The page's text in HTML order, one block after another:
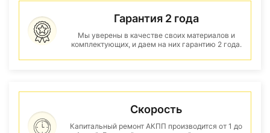
Гарантия 2 года
Мы уверены в качестве своих материалов и
комплектующих, и даем на них гарантию 2 года.
Скорость
Капитальный ремонт АКПП производится от 1 до